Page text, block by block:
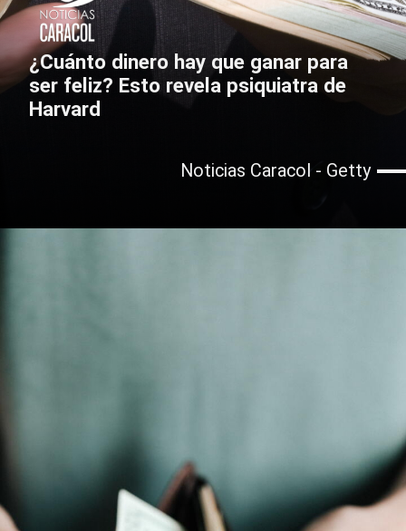
¿Cuánto dinero hay que ganar para
ser feliz? Esto revela psiquiatra de
Harvard
Noticias Caracol - Getty